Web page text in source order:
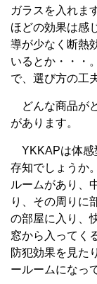
ガラスを入れま
ほどの効果は感
導が少なく断熱
いるとか・・・
で、選び方の工
どんな商品が
があります。
YKKAPは体感
存知でしょうか
ルームがあり、
り、その周りに
の部屋に入り、
窓から入ってく
防犯効果を見た
ールームになっ